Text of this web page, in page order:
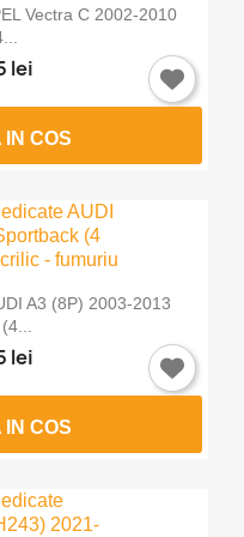
Vectra C 2002-2010
lei
COS
A3 (8P) 2003-2013
lei
COS